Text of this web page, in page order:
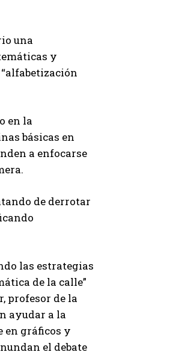
una
y
en la
básicas en
a enfocarse
de derrotar
las estrategias
de la calle”
profesor de la
ayudar a la
en gráficos y
el debate